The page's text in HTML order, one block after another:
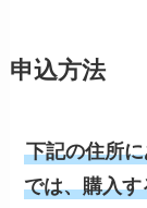
申込方法
下記の住所
では、購入